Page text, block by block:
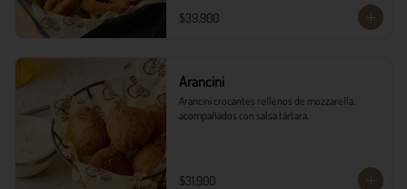
$39.900
Arancini
Arancini crocantes rellenos de mozzarella,
acompañados con salsa tártara.
$31.900